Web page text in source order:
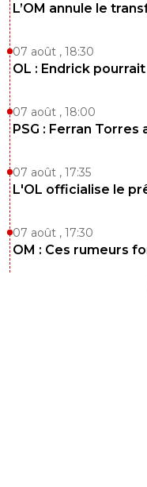
L’OM annule le
07 août , 18:30
OL : Endrick
07 août , 18:00
PSG : Ferran
07 août , 17:35
L'OL officialise le
07 août , 17:30
OM : Ces rumeurs